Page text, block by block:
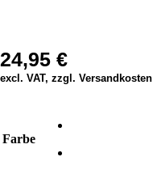
24,95 €
excl. VAT, zzgl. Versandkosten
Farbe